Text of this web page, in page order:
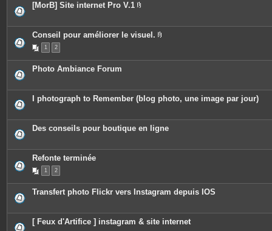
[MorB] Site internet Pro V.1
è
c
o
e
s
Conseil pour améliorer le visuel.
c
o
i
e
s
1 2
Photo Ambiance Forum
I photograph to Remember (blog photo, une image par jour)
Des conseils pour boutique en ligne
Refonte terminée
1 2
Transfert photo Flickr vers Instagram depuis IOS
[ Feux d'Artifice ] instagram & site internet